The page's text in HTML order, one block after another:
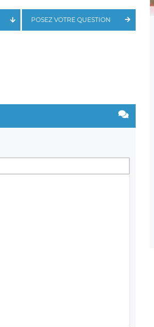
POSEZ VOTRE QUESTION